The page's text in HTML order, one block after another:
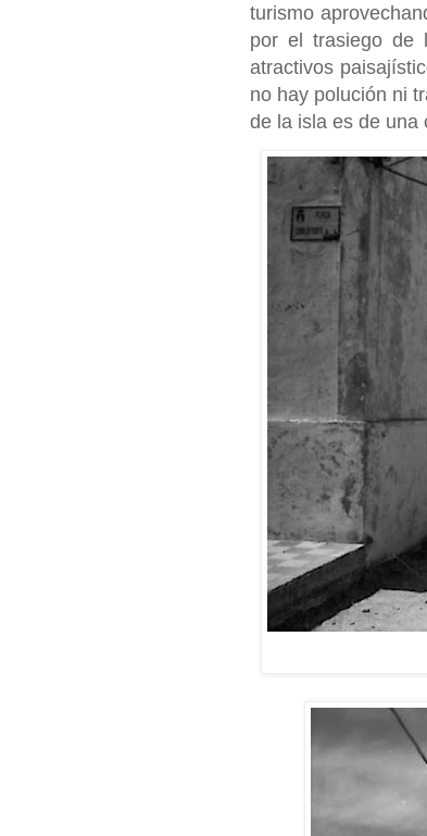
turismo
por el trasiego
atractivos
no hay polución ni
de la isla es de una